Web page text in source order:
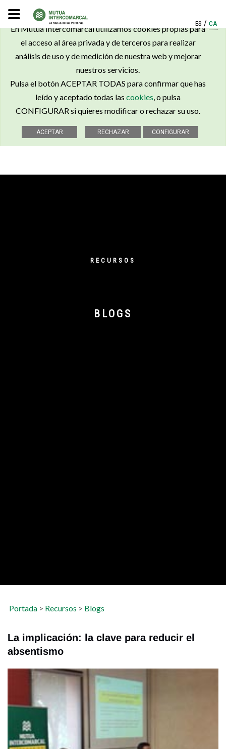
En Mutua Intercomarcal utilizamos cookies propias para
el acceso al área privada y de terceros para realizar
análisis de uso y de medición de nuestra web y mejorar
nuestros servicios.
Pulsa el botón ACEPTAR TODAS para confirmar que has
leído y aceptado todas las cookies, o pulsa
CONFIGURAR si quieres modificar o rechazar su uso.
ES / CA
RECURSOS
BLOGS
Portada> Recursos > Blogs
La implicación: la clave para reducir el
absentismo